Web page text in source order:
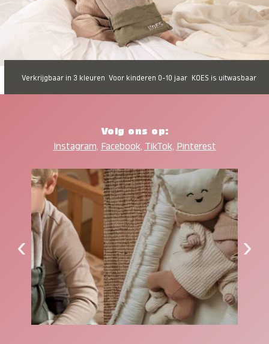
Verkrijgbaar in 3 kleuren Voor kinderen 0-10 jaar KOES is uitwasbaar
Volg ons op:
Instagram, Facebook, TikTok, Pinterest
‹ ›